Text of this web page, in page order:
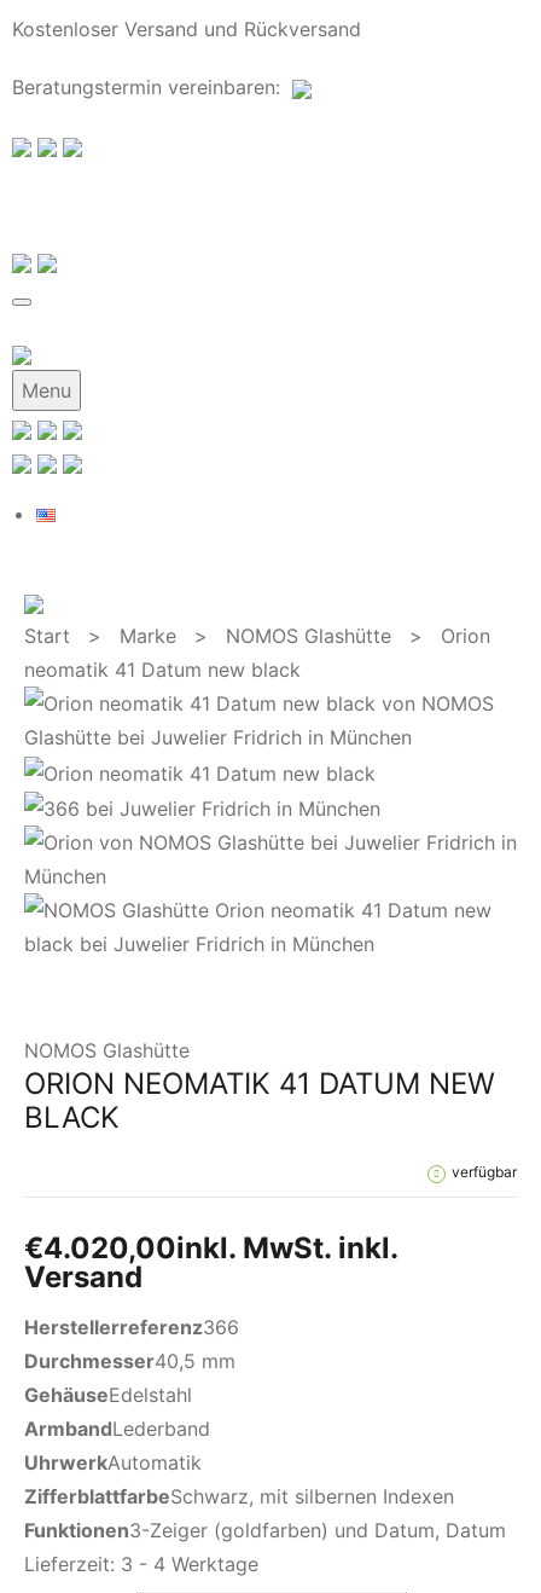
Kostenloser Versand und Rückversand
Beratungstermin vereinbaren:
Menu
Start > Marke > NOMOS Glashütte > Orion
neomatik 41 Datum new black
NOMOS Glashütte
ORION NEOMATIK 41 DATUM NEW
BLACK
verfügbar
€4.020,00inkl. MwSt. inkl.
Versand
Herstellerreferenz366
Durchmesser40,5 mm
GehäuseEdelstahl
ArmbandLederband
UhrwerkAutomatik
ZifferblattfarbeSchwarz, mit silbernen Indexen
Funktionen3-Zeiger (goldfarben) und Datum, Datum
Lieferzeit: 3 - 4 Werktage